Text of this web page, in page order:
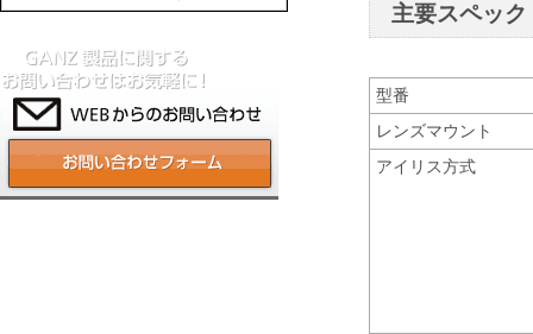
主要スペック
型番
レンズマウント
アイリス方式